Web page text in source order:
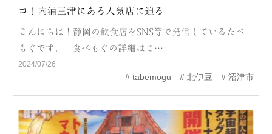
CATEGORY
岬
池・滝・川 山・公園・棚田
町並み 観光施設
コ！内浦三津にある人気店に迫る
こんにちは！静岡の飲食店をSNS等で発信しているたべ
もぐです。 食べもぐの詳細はこ…
2024/07/26
tabemogu 北伊豆 沼津市